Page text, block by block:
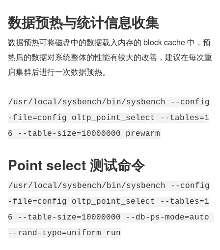
数据预热与统计信息收集
数据预热可将磁盘中的数据载入内存的 block cache 中，预
热后的数据对系统整体的性能有较大的改善，建议在每次重
启集群后进行一次数据预热。
/usr/local/sysbench/bin/sysbench --config
-file=config oltp_point_select --tables=1
6 --table-size=10000000 prewarm
Point select 测试命令
/usr/local/sysbench/bin/sysbench --config
-file=config oltp_point_select --tables=1
6 --table-size=10000000 --db-ps-mode=auto
--rand-type=uniform run